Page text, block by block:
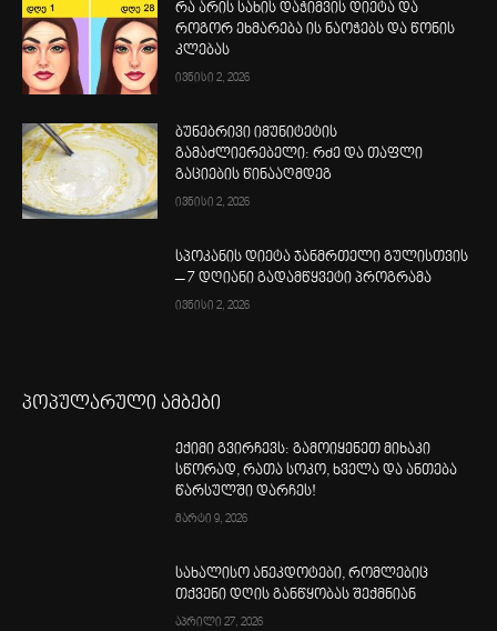
რა არის სახის დაჭიმვის დიეტა და
როგორ ეხმარება ის ნაოჭებს და წონის
კლებას
ივნისი 2, 2026
ბუნებრივი იმუნიტეტის
გამაძლიერებელი: რძე და თაფლი
გაციების წინააღმდეგ
ივნისი 2, 2026
სპოკანის დიეტა ჯანმრთელი გულისთვის
– 7 დღიანი გადამწყვეტი პროგრამა
ივნისი 2, 2026
პოპულარული ამბები
ექიმი გვირჩევს: გამოიყენეთ მიხაკი
სწორად, რათა სოკო, ხველა და ანთება
წარსულში დარჩეს!
მარტი 9, 2026
სახალისო ანეკდოტები, რომლებიც
თქვენი დღის განწყობას შექმნიან
აპრილი 27, 2026